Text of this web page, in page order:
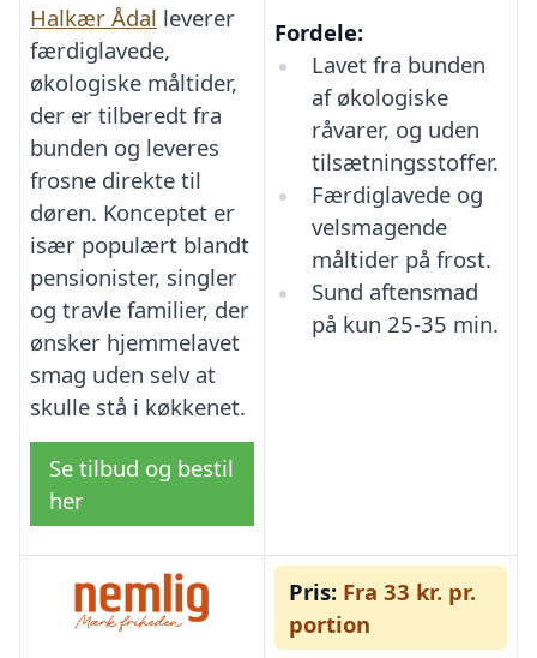
Halkær Ådal leverer
færdiglavede,
økologiske måltider,
der er tilberedt fra
bunden og leveres
frosne direkte til
døren. Konceptet er
især populært blandt
pensionister, singler
og travle familier, der
ønsker hjemmelavet
smag uden selv at
skulle stå i køkkenet.
Se tilbud og bestil
her
Fordele:
Lavet fra bunden
af økologiske
råvarer, og uden
tilsætningsstoffer.
Færdiglavede og
velsmagende
måltider på frost.
Sund aftensmad
på kun 25-35 min.
Pris: Fra 33 kr. pr.
portion